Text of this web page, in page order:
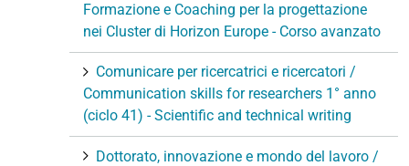
Formazione e Coaching per la progettazione
nei Cluster di Horizon Europe - Corso avanzato
Comunicare per ricercatrici e ricercatori /
Communication skills for researchers 1° anno
(ciclo 41) - Scientific and technical writing
Dottorato, innovazione e mondo del lavoro /